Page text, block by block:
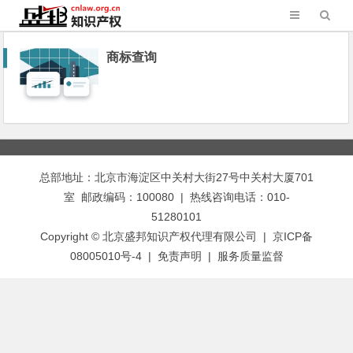
商标查询
总部地址：北京市海淀区中关村大街27号中关村大厦701
室 邮政编码：100080 | 热线咨询电话：010-
51280101
Copyright © 北京盛邦知识产权代理有限公司 | 京ICP备
08005010号-4 | 免责声明 | 服务质量监督